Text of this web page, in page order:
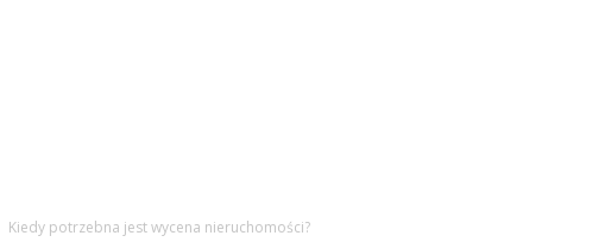
Kiedy potrzebna jest wycena nieruchomości?